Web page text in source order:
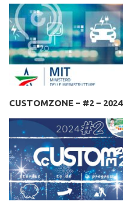
CUSTOMZONE – #2 – 2024